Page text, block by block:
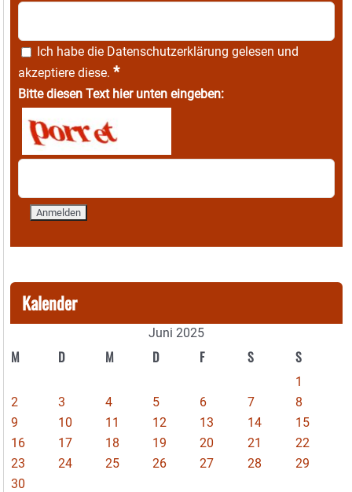
Ich habe die Datenschutzerklärung gelesen und
akzeptiere diese. *
Bitte diesen Text hier unten eingeben:
Kalender
Juni 2025
M D M D F S S
1
2
3 4 5 6 7
8
9
10 11 12 13 14
15
16
17 18 19 20 21
22
23
24 25 26 27 28
29
30